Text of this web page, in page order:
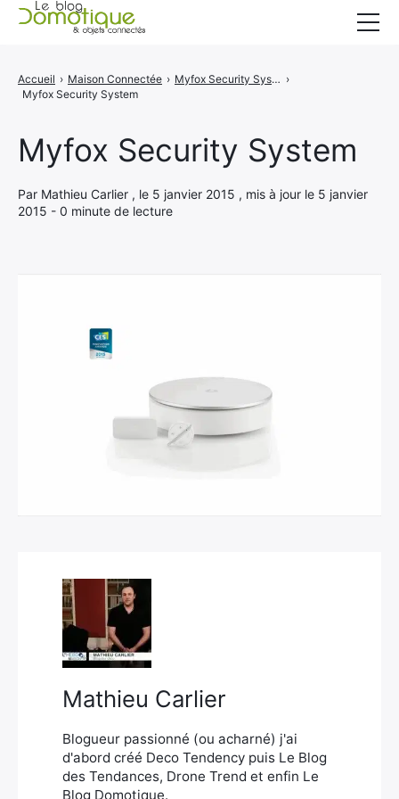
Myfox Security System
Par Mathieu Carlier , le 5 janvier 2015 , mis à jour le 5 janvier
2015 - 0 minute de lecture
Accueil › Maison Connectée › Myfox Security System reçoit un award au CES 2015 ›
Myfox Security System
Mathieu Carlier
Blogueur passionné (ou acharné) j'ai
d'abord créé Deco Tendency puis Le Blog
des Tendances, Drone Trend et enfin Le
Blog Domotique.
Catégories
A propos
Rechercher
: